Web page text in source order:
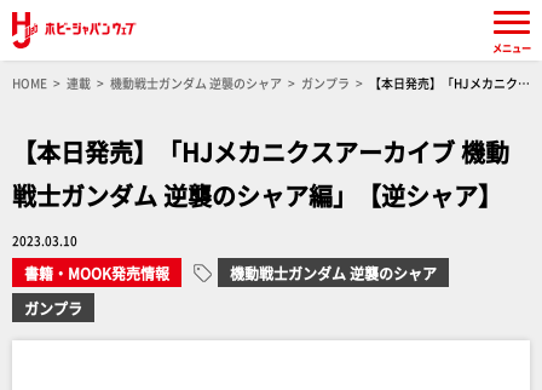
HOME 連載 機動戦士ガンダム 逆襲のシャア ガンプラ
【本日発売】「HJメカニクス
【本日発売】「HJメカニクスアーカイブ 機動
戦士ガンダム 逆襲のシャア編」【逆シャア】
2023.03.10
書籍・MOOK発売情報
機動戦士ガンダム 逆襲のシャア
ガンプラ
メニュー